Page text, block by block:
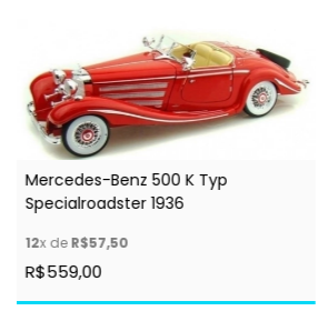
Mercedes-Benz 500 K Typ
Specialroadster 1936
12x deR$57,50
R$559,00